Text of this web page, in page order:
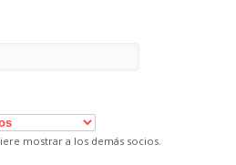
mostrar a los demás socios.